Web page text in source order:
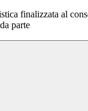
finalizzata al
parte